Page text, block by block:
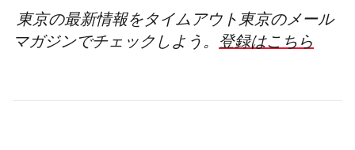
東京の最新情報をタイムアウト東京のメール
マガジンでチェックしよう。 登録はこちら